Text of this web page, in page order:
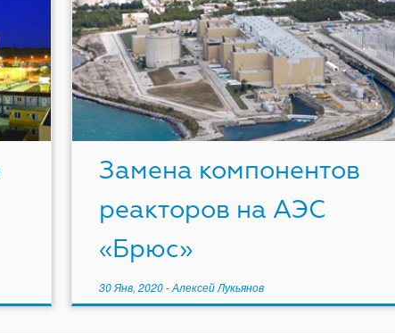
Замена компонентов
реакторов на АЭС
«Брюс»
30 Янв, 2020-Алексей Лукьянов